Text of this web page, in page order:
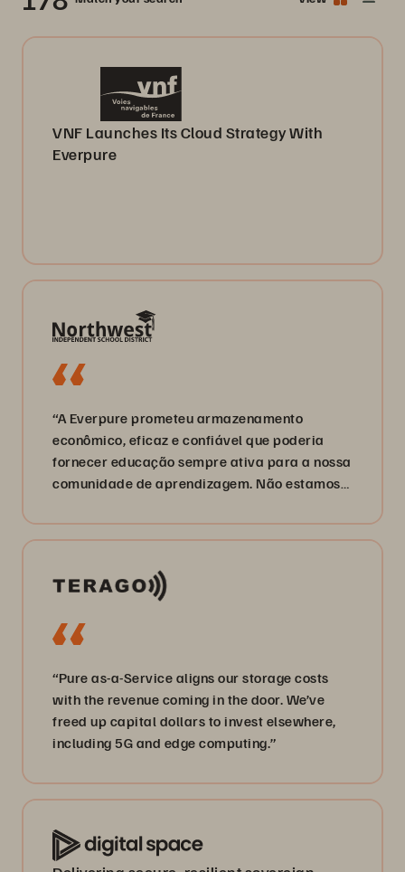
VNF Launches Its Cloud Strategy With
Everpure
“A Everpure prometeu armazenamento
econômico, eficaz e confiável que poderia
fornecer educação sempre ativa para a nossa
comunidade de aprendizagem. Não estamos
“Pure as-a-Service aligns our storage costs
with the revenue coming in the door. We’ve
freed up capital dollars to invest elsewhere,
including 5G and edge computing.”